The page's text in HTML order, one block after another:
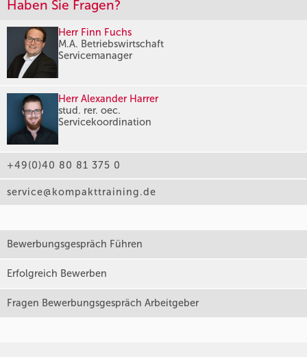
Haben Sie Fragen?
Herr Finn Fuchs
M.A. Betriebswirtschaft
Servicemanager
Herr Alexander Harrer
stud. rer. oec.
Servicekoordination
+49(0)40 80 81 375 0
service@kompakttraining.de
Bewerbungsgespräch Führen
Erfolgreich Bewerben
Fragen Bewerbungsgespräch Arbeitgeber